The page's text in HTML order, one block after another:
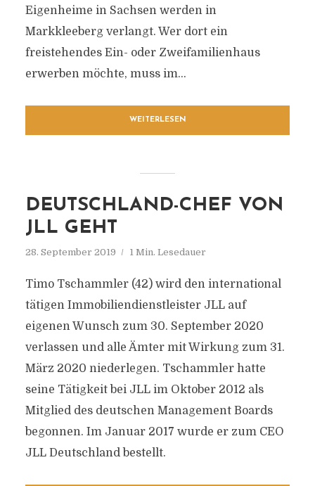
Eigenheime in Sachsen werden in
Markkleeberg verlangt. Wer dort ein
freistehendes Ein- oder Zweifamilienhaus
erwerben möchte, muss im...
WEITERLESEN
DEUTSCHLAND-CHEF VON
JLL GEHT
28. September 2019 1 Min. Lesedauer
Timo Tschammler (42) wird den international
tätigen Immobiliendienstleister JLL auf
eigenen Wunsch zum 30. September 2020
verlassen und alle Ämter mit Wirkung zum 31.
März 2020 niederlegen. Tschammler hatte
seine Tätigkeit bei JLL im Oktober 2012 als
Mitglied des deutschen Management Boards
begonnen. Im Januar 2017 wurde er zum CEO
JLL Deutschland bestellt.